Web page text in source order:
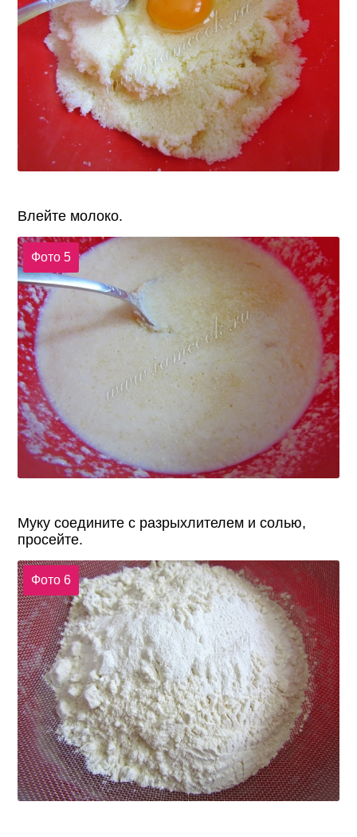
Влейте молоко.
Фото 5
Муку соедините с разрыхлителем и солью,
просейте.
Фото 6